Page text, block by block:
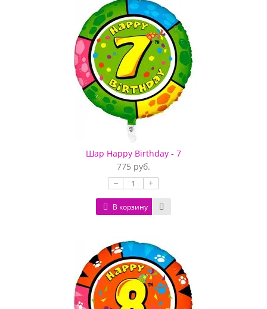
Шар Happy Birthday - 7
775 руб.
– +
В корзину